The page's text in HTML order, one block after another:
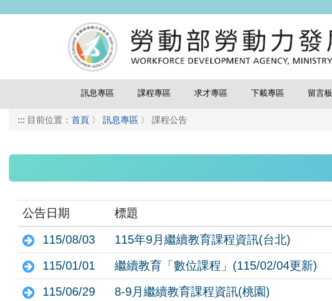
訊息專區 課程專區 求才專區 下載專區 留言板
::: 目前位置： 首頁 〉 訊息專區 〉 課程公告
公告日期 標題
115/08/03
115年9月繼續教育課程資訊(台北)
115/01/01
繼續教育「數位課程」(115/02/04更新)
115/06/29
8-9月繼續教育課程資訊(桃園)